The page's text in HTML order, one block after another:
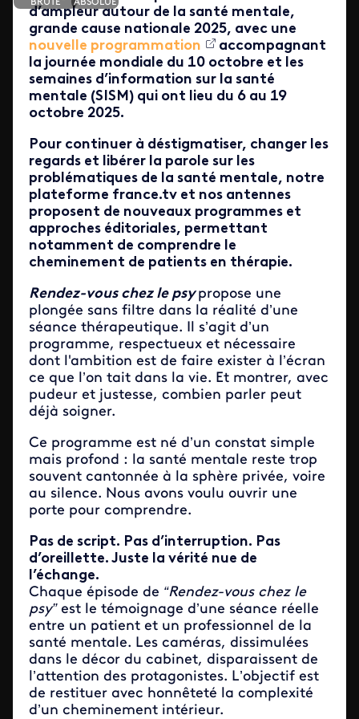
BRUTE
ABSOLUE
d’ampleur autour de la santé mentale,
grande cause nationale 2025, avec une
nouvelle programmation
accompagnant
la journée mondiale du 10 octobre et les
semaines d’information sur la santé
mentale (SISM) qui ont lieu du 6 au 19
octobre 2025.
Pour continuer à déstigmatiser, changer les
regards et libérer la parole sur les
problématiques de la santé mentale, notre
plateforme france.tv et nos antennes
proposent de nouveaux programmes et
approches éditoriales, permettant
notamment de comprendre le
cheminement de patients en thérapie.
Rendez-vous chez le psypropose une
plongée sans filtre dans la réalité d’une
séance thérapeutique. Il s’agit d’un
programme, respectueux et nécessaire
dont l'ambition est de faire exister à l’écran
ce que l’on tait dans la vie. Et montrer, avec
pudeur et justesse, combien parler peut
déjà soigner.
Ce programme est né d’un constat simple
mais profond : la santé mentale reste trop
souvent cantonnée à la sphère privée, voire
au silence. Nous avons voulu ouvrir une
porte pour comprendre.
Pas de script. Pas d’interruption. Pas
d’oreillette. Juste la vérité nue de
l’échange.
Chaque épisode de “Rendez-vous chez le
psy”est le témoignage d’une séance réelle
entre un patient et un professionnel de la
santé mentale. Les caméras, dissimulées
dans le décor du cabinet, disparaissent de
l’attention des protagonistes. L’objectif est
de restituer avec honnêteté la complexité
d’un cheminement intérieur.